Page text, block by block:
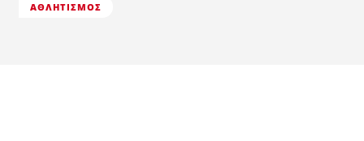
ΑΘΛΗΤΙΣΜΌΣ